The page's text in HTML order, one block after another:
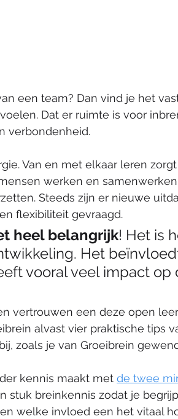
een team? Dan vind je het
Dat er ruimte is voor
verbondenheid.
Van en met elkaar leren
werken en
Steeds zijn er nieuwe
flexibiliteit gevraagd.
heel belangrijk! Het is
Het
vooral veel impact op
vertrouwen een deze open
alvast vier praktische tips
zoals je van Groeibrein
kennis maakt met de twee
stuk breinkennis zodat je
welke invloed een het vitaal